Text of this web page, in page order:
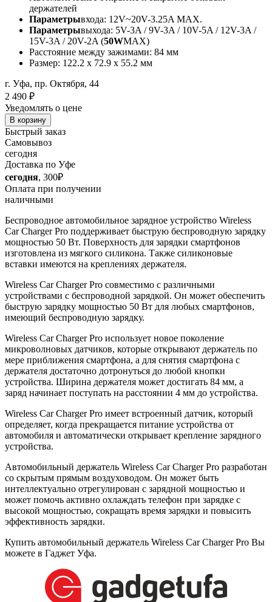
держателей
Параметрывхода: 12V~20V-3.25A MAX.
Параметрывыхода: 5V-3A / 9V-3A / 10V-5A / 12V-3A /
15V-3A / 20V-2A (50WMAX)
Расстояние между зажимами: 84 мм
Размер: 122.2 x 72.9 x 55.2 мм
г. Уфа, пр. Октября, 44
2 490 ₽
Уведомлять о цене
В корзину
Быстрый заказ
Самовывоз
сегодня
Доставка по Уфе
сегодня, 300₽
Оплата при получении
наличными
Беспроводное автомобильное зарядное устройство Wireless
Car Charger Pro поддерживает быструю беспроводную зарядку
мощностью 50 Вт. Поверхность для зарядки смартфонов
изготовлена из мягкого силикона. Также силиконовые
вставки имеются на креплениях держателя.
Wireless Car Charger Pro совместимо с различными
устройствами с беспроводной зарядкой. Он может обеспечить
быструю зарядку мощностью 50 Вт для любых смартфонов,
имеющий беспроводную зарядку.
Wireless Car Charger Pro использует новое поколение
микроволновых датчиков, которые открывают держатель по
мере приближения смартфона, а для снятия смартфона с
держателя достаточно дотронуться до любой кнопки
устройства. Ширина держателя может достигать 84 мм, а
заряд начинает поступать на расстоянии 4 мм до устройства.
Wireless Car Charger Pro имеет встроенный датчик, который
определяет, когда прекращается питание устройства от
автомобиля и автоматически открывает крепление зарядного
устройства.
Автомобильный держатель Wireless Car Charger Pro разработан
со скрытым прямым воздуховодом. Он может быть
интеллектуально отрегулирован с зарядной мощностью и
может помочь активно охлаждать телефон при зарядке с
высокой мощностью, сокращать время зарядки и повысить
эффективность зарядки.
Купить автомобильный держатель Wireless Car Charger Pro Вы
можете в Гаджет Уфа.